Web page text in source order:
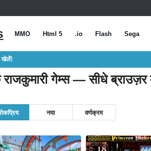
MMO Html 5 .io Flash Sega
खेलें!
गेम्स — सीधे
नया वर्णक्रम